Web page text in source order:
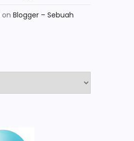
on Blogger – Sebuah